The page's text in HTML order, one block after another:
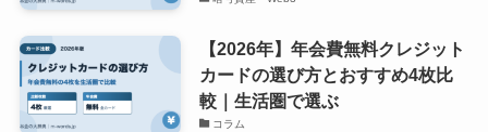
【2026年】年会費無料クレジット
カードの選び方とおすすめ4枚比
較｜生活圏で選ぶ
コラム